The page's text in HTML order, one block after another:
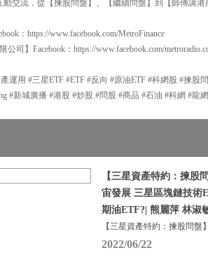
交流，從【揀股問盤】、【繼續問盤】到【師傅講港
：https://www.facebook.com/MetroFinance
司】Facebook：https://www.facebook.com/
運用 #三星ETF #ETF #反向 #原油ETF #科網股 #揀股
#新城廣播 #港股 #炒股 #問股 #商品 #石油 #科網 #
【三星資產特約：揀股
宙發展 三星區塊鏈技術
期油ETF?| 熊麗萍 林淑
【三星資產特約：揀股問
2022/06/22